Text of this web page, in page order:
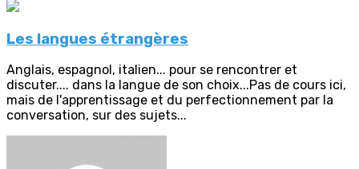
Les langues étrangères
Anglais, espagnol, italien... pour se rencontrer et
discuter.... dans la langue de son choix...Pas de cours ici,
mais de l'apprentissage et du perfectionnement par la
conversation, sur des sujets...